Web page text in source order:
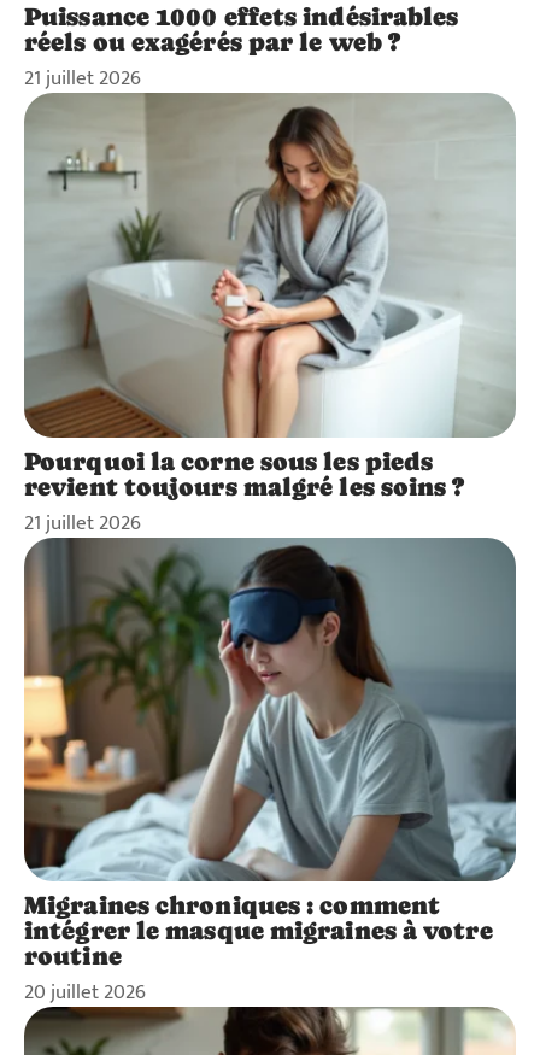
Puissance 1000 effets indésirables
réels ou exagérés par le web ?
21 juillet 2026
Pourquoi la corne sous les pieds
revient toujours malgré les soins ?
21 juillet 2026
Migraines chroniques : comment
intégrer le masque migraines à votre
routine
20 juillet 2026